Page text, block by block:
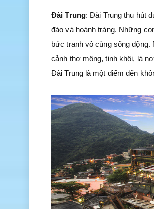
Đài Trung: Đài Trung thu hút
đáo và hoành tráng. Những
bức tranh vô cùng sống
cảnh thơ mộng, tinh khôi, là
Đài Trung là một điểm đến